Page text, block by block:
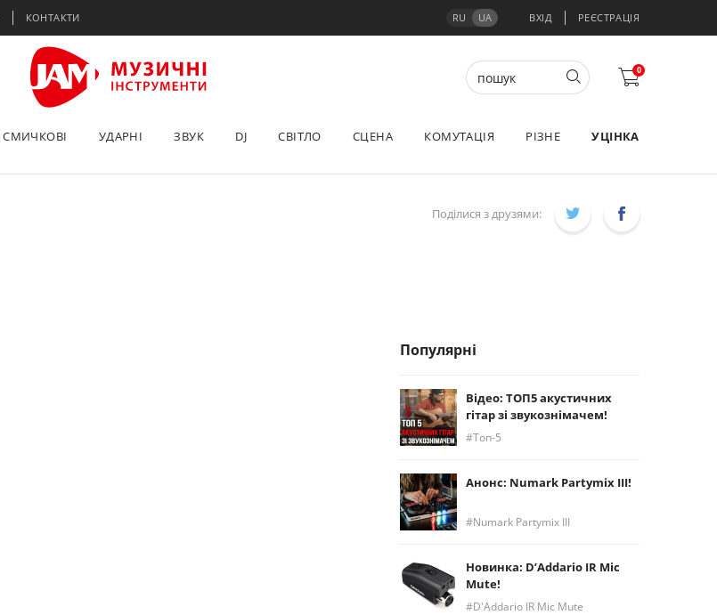
КОНТАКТИ RU UA ВХІД РЕЄСТРАЦІЯ
0
СМИЧКОВІ УДАРНІ ЗВУК DJ СВІТЛО СЦЕНА КОМУТАЦІЯ РІЗНЕ УЦІНКА
Поділися з друзями:
Популярні
Відео: ТОП5 акустичних
гітар зі звукознімачем!
Топ-5
Анонс: Numark Partymix III!
Numark Partymix III
Новинка: D’Addario IR Mic
Mute!
D'Addario IR Mic Mute